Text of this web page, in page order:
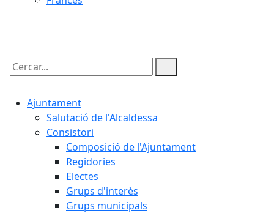
Cercar:
Ajuntament
Salutació de l'Alcaldessa
Consistori
Composició de l'Ajuntament
Regidories
Electes
Grups d'interès
Grups municipals